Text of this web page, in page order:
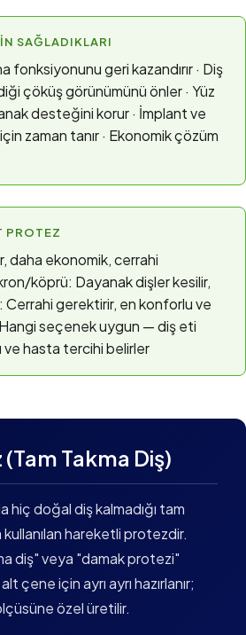
SAĞLADIKLARI
fonksiyonunu geri kazandırır · Diş
çöküş görünümünü önler · Yüz
desteğini korur · İmplant ve
zaman tanır · Ekonomik çözüm
PROTEZ
daha ekonomik, cerrahi
köprü: Dayanak dişler kesilir,
Cerrahi gerektirir, en konforlu ve
seçenek uygun — diş eti
ve hasta tercihi belirler
Takma Diş)
hiç doğal diş kalmadığı tam
hareketli protezdir.
diş" veya "damak protezi"
çene için ayrı ayrı hazırlanır;
özel üretilir.